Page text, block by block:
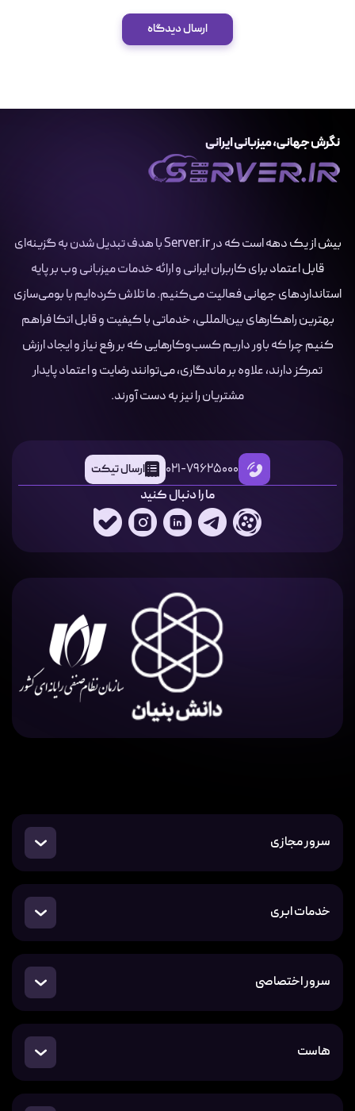
ارسال دیدگاه
بیش از یک دهه است که در Server.ir با هدف تبدیل شدن به گزینه‌ای
قابل اعتماد برای کاربران ایرانی و ارائه خدمات میزبانی وب بر پایه
استانداردهای جهانی فعالیت می‌کنیم. ما تلاش کرده‌ایم با بومی‌سازی
بهترین راهکارهای بین‌المللی، خدماتی با کیفیت و قابل اتکا فراهم
کنیم چرا که باور داریم کسب‌وکارهایی که بر رفع نیاز و ایجاد ارزش
تمرکز دارند، علاوه بر ماندگاری، می‌توانند رضایت و اعتماد پایدار
مشتریان را نیز به دست آورند.
021-79625000 ارسال تیکت
ما را دنبال کنید
سرور مجازی
خدمات ابری
سرور اختصاصی
هاست